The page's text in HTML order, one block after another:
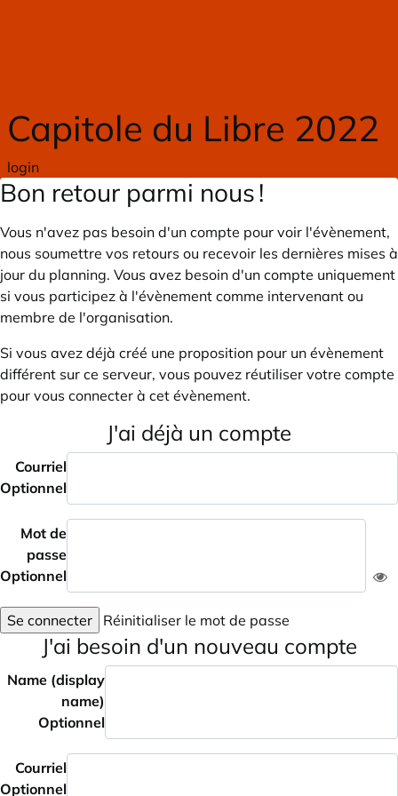
Capitole du Libre 2022
login
Bon retour parmi nous !
Vous n'avez pas besoin d'un compte pour voir l'évènement,
nous soumettre vos retours ou recevoir les dernières mises à
jour du planning. Vous avez besoin d'un compte uniquement
si vous participez à l'évènement comme intervenant ou
membre de l'organisation.
Si vous avez déjà créé une proposition pour un évènement
différent sur ce serveur, vous pouvez réutiliser votre compte
pour vous connecter à cet évènement.
J'ai déjà un compte
Courriel
Optionnel
Mot de
passe
Optionnel
Se connecter Réinitialiser le mot de passe
J'ai besoin d'un nouveau compte
Name (display
name)
Optionnel
Courriel
Optionnel